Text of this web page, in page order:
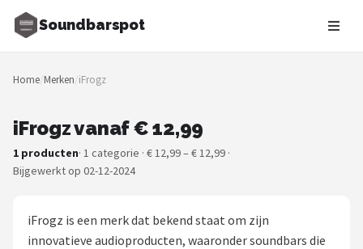
Soundbarspot
Zoeken
NAVIGATIE
Merken
Muziekstijlen
Home/Merken/iFrogz
iFrogz vanaf € 12,99
1 producten· 1 categorie · € 12,99 – € 12,99 ·
Bijgewerkt op 02-12-2024
iFrogz is een merk dat bekend staat om zijn
innovatieve audioproducten, waaronder soundbars die